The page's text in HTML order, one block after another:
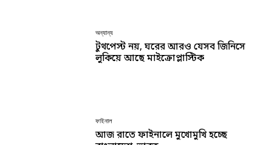
অন্যান্য
টুথপেস্ট নয়, ঘরের আরও যেসব জিনিসে
লুকিয়ে আছে মাইক্রোপ্লাস্টিক
ফাইনাল
আজ রাতে ফাইনালে মুখোমুখি হচ্ছে